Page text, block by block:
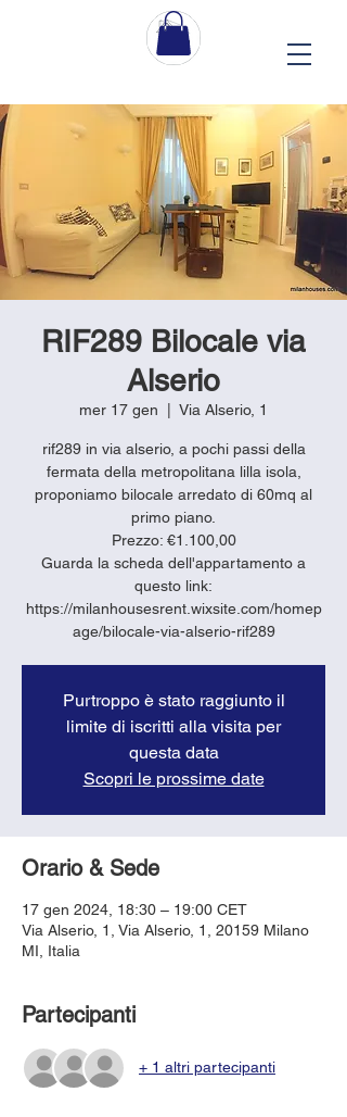
RIF289 Bilocale via
Alserio
mer 17 gen Via Alserio, 1
rif289 in via alserio, a pochi passi della
fermata della metropolitana lilla isola,
proponiamo bilocale arredato di 60mq al
primo piano.
Prezzo: €1.100,00
Guarda la scheda dell'appartamento a
questo link:
https://milanhousesrent.wixsite.com/homep
age/bilocale-via-alserio-rif289
Purtroppo è stato raggiunto il
limite di iscritti alla visita per
questa data
Scopri le prossime date
Orario & Sede
17 gen 2024, 18:30 – 19:00 CET
Via Alserio, 1, Via Alserio, 1, 20159 Milano
MI, Italia
Partecipanti
+ 1 altri partecipanti